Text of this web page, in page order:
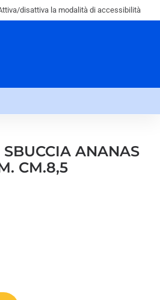
disattiva la modalità di accessibilità
ANANAS
CM.8,5